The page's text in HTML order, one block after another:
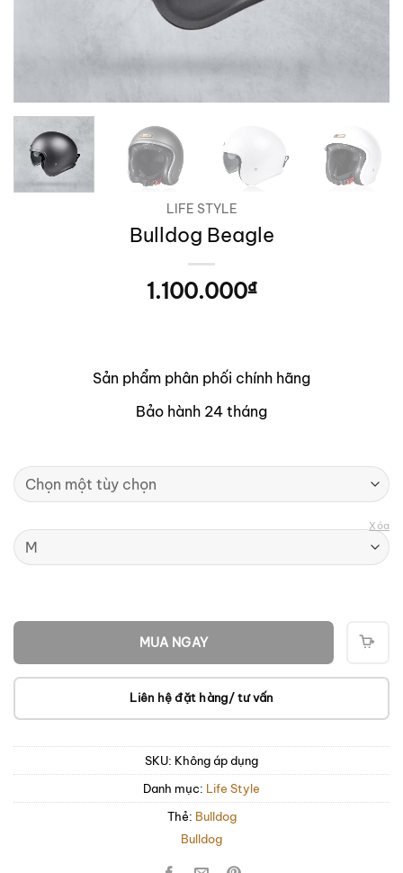
LIFE STYLE
Bulldog Beagle
1.100.000₫
Sản phẩm phân phối chính hãng
Bảo hành 24 tháng
Xóa
MUA NGAY
Liên hệ đặt hàng/ tư vấn
SKU: Không áp dụng
Danh mục: Life Style
Thẻ: Bulldog
Bulldog